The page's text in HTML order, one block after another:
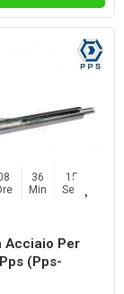
36
Min
14
Sec
Acciaio Per
(pps-